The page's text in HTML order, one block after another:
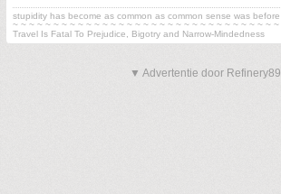
stupidity has become as common as common sense was before
~ ~ ~ ~ ~ ~ ~ ~ ~ ~ ~ ~ ~ ~ ~ ~ ~ ~ ~ ~ ~ ~ ~ ~ ~ ~ ~ ~ ~ ~ ~ ~ ~
Travel Is Fatal To Prejudice, Bigotry and Narrow-Mindedness
▼ Advertentie door Refinery89